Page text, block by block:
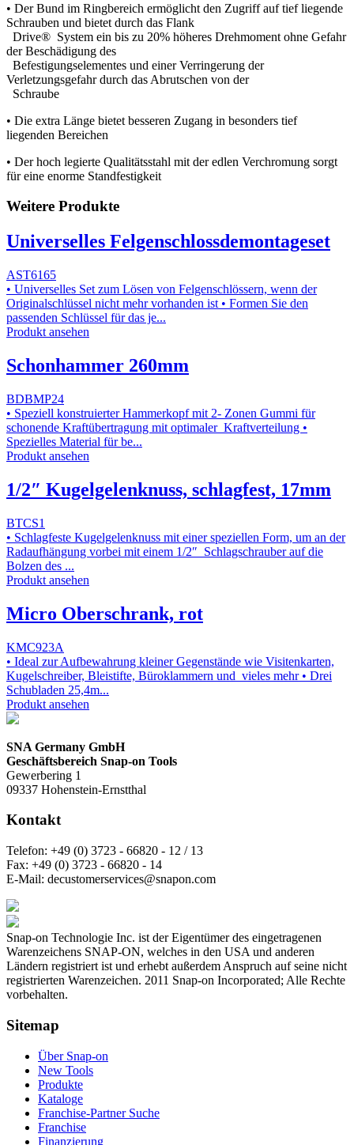
• Der Bund im Ringbereich ermöglicht den Zugriff auf tief liegende
Schrauben und bietet durch das Flank
Drive® System ein bis zu 20% höheres Drehmoment ohne Gefahr
der Beschädigung des
Befestigungselementes und einer Verringerung der
Verletzungsgefahr durch das Abrutschen von der
Schraube
• Die extra Länge bietet besseren Zugang in besonders tief
liegenden Bereichen
• Der hoch legierte Qualitätsstahl mit der edlen Verchromung sorgt
für eine enorme Standfestigkeit
Weitere Produkte
Universelles Felgenschlossdemontageset
AST6165
• Universelles Set zum Lösen von Felgenschlössern, wenn der
Originalschlüssel nicht mehr vorhanden ist • Formen Sie den
passenden Schlüssel für das je...
Produkt ansehen
Schonhammer 260mm
BDBMP24
• Speziell konstruierter Hammerkopf mit 2- Zonen Gummi für
schonende Kraftübertragung mit optimaler Kraftverteilung •
Spezielles Material für be...
Produkt ansehen
1/2″ Kugelgelenknuss, schlagfest, 17mm
BTCS1
• Schlagfeste Kugelgelenknuss mit einer speziellen Form, um an der
Radaufhängung vorbei mit einem 1/2″ Schlagschrauber auf die
Bolzen des ...
Produkt ansehen
Micro Oberschrank, rot
KMC923A
• Ideal zur Aufbewahrung kleiner Gegenstände wie Visitenkarten,
Kugelschreiber, Bleistifte, Büroklammern und vieles mehr • Drei
Schubladen 25,4m...
Produkt ansehen
SNA Germany GmbH
Geschäftsbereich Snap-on Tools
Gewerbering 1
09337 Hohenstein-Ernstthal
Kontakt
Telefon: +49 (0) 3723 - 66820 - 12 / 13
Fax: +49 (0) 3723 - 66820 - 14
E-Mail: decustomerservices@snapon.com
Snap-on Technologie Inc. ist der Eigentümer des eingetragenen
Warenzeichens SNAP-ON, welches in den USA und anderen
Ländern registriert ist und erhebt außerdem Anspruch auf seine nicht
registrierten Warenzeichen. 2011 Snap-on Incorporated; Alle Rechte
vorbehalten.
Sitemap
Über Snap-on
New Tools
Produkte
Kataloge
Franchise-Partner Suche
Franchise
Finanzierung